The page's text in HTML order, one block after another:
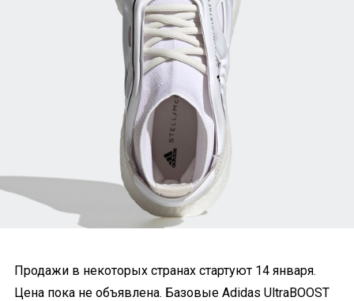
Продажи в некоторых странах стартуют 14 января.
Цена пока не объявлена. Базовые Adidas UltraBOOST